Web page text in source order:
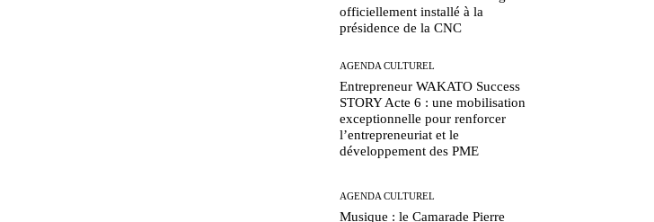
officiellement installé à la
présidence de la CNC
AGENDA CULTUREL
Entrepreneur WAKATO Success
STORY Acte 6 : une mobilisation
exceptionnelle pour renforcer
l’entrepreneuriat et le
développement des PME
AGENDA CULTUREL
Musique : le Camarade Pierre